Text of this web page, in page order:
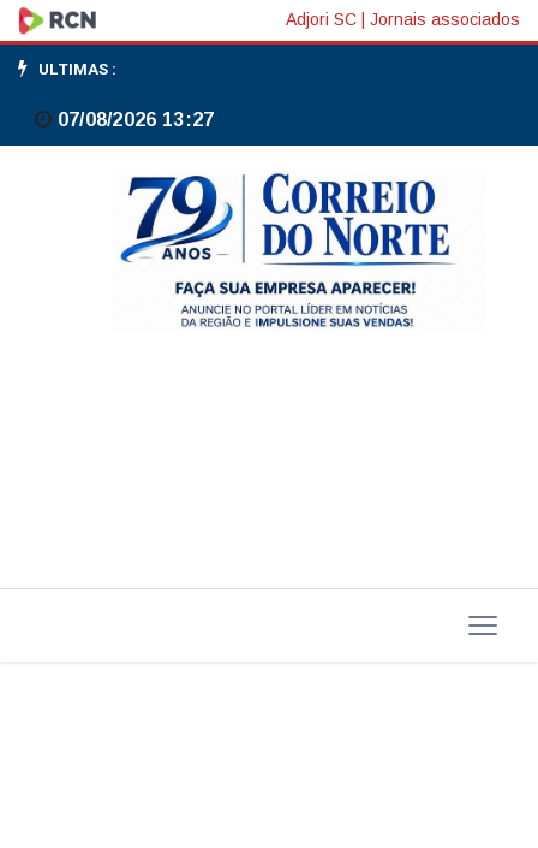
TV
Brasil
transmite
Brasileirão
Adjori SC Jornais associados
ULTIMAS :
07/08/2026 13:27